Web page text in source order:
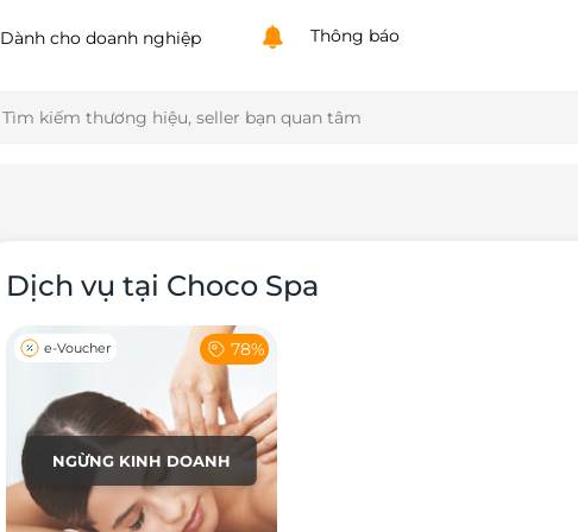
Dành cho doanh nghiệp Thông báo
Dịch vụ tại Choco Spa
NGỪNG KINH DOANH
e-Voucher 78%